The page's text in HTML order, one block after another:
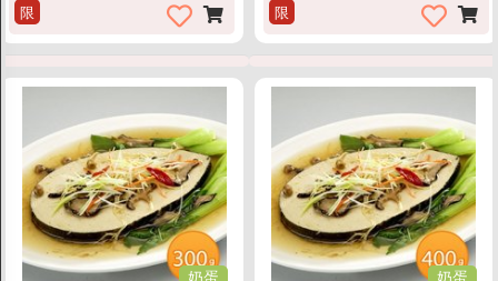
限 限